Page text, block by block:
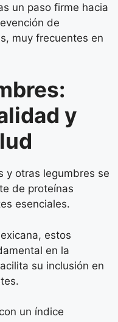
un paso firme hacia
de
muy frecuentes en
y
y otras legumbres se
de proteínas
esenciales.
estos
en la
su inclusión en
un índice